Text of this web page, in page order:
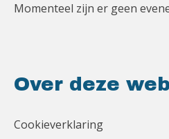
Momenteel zijn er geen
Over deze
Cookieverklaring